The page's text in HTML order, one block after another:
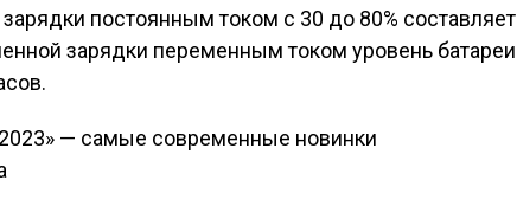
постоянным током с 30 до 80% составляет
зарядки переменным током уровень батареи
— самые современные новинки